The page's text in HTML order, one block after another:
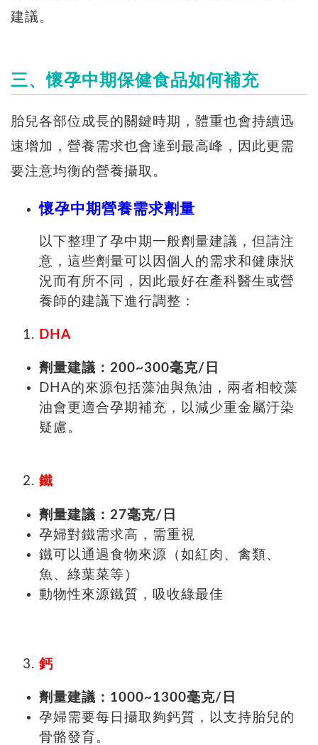
建議。
三、懷孕中期保健食品如何補充
胎兒各部位成長的關鍵時期，體重也會持續迅
速增加，營養需求也會達到最高峰，因此更需
要注意均衡的營養攝取。
懷孕中期營養需求劑量
以下整理了孕中期一般劑量建議，但請注
意，這些劑量可以因個人的需求和健康狀
況而有所不同，因此最好在產科醫生或營
養師的建議下進行調整：
DHA
劑量建議：200~300毫克/日
DHA的來源包括藻油與魚油，兩者相較藻
油會更適合孕期補充，以減少重金屬汙染
疑慮。
鐵
劑量建議：27毫克/日
孕婦對鐵需求高，需重視
鐵可以通過食物來源（如紅肉、禽類、
魚、綠葉菜等）
動物性來源鐵質，吸收綠最佳
鈣
劑量建議：1000~1300毫克/日
孕婦需要每日攝取夠鈣質，以支持胎兒的
骨骼發育。